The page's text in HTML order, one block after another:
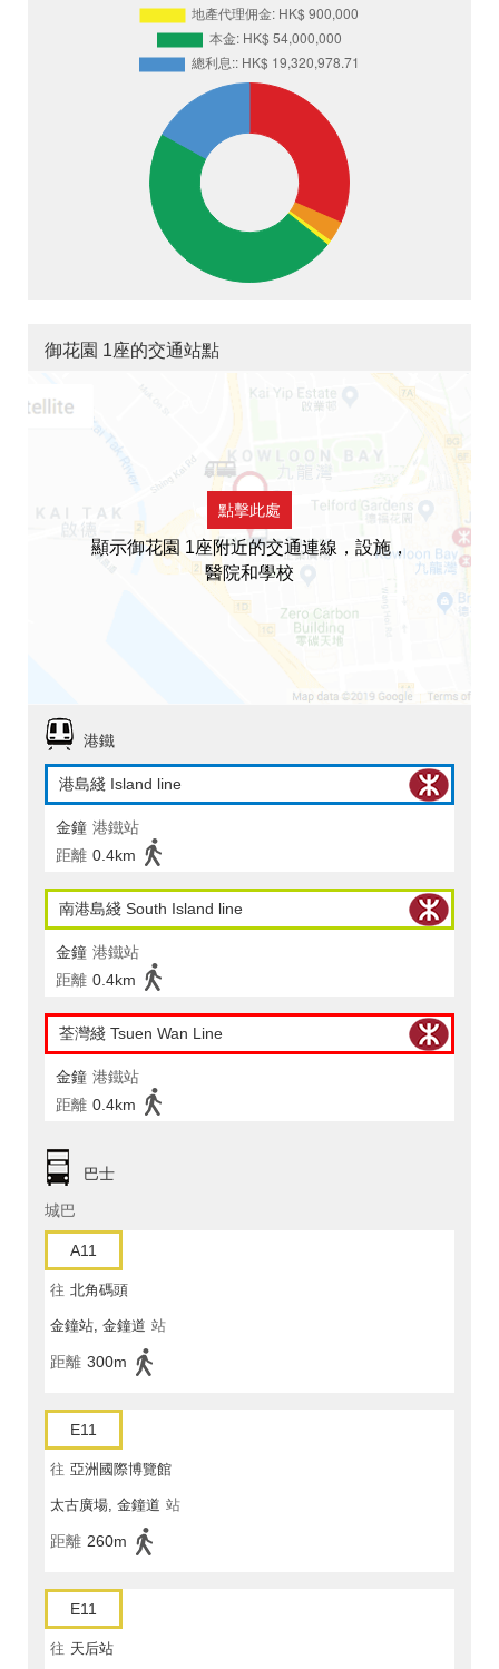
御花園 1座的交通站點
點擊此處
顯示御花園 1座附近的交通連線，設施，
醫院和學校
港鐵
港島綫 Island line
金鐘 港鐵站
距離 0.4km
南港島綫 South Island line
金鐘 港鐵站
距離 0.4km
荃灣綫 Tsuen Wan Line
金鐘 港鐵站
距離 0.4km
巴士
城巴
A11
往 北角碼頭
金鐘站, 金鐘道 站
距離 300m
E11
往 亞洲國際博覽館
太古廣場, 金鐘道 站
距離 260m
E11
往 天后站